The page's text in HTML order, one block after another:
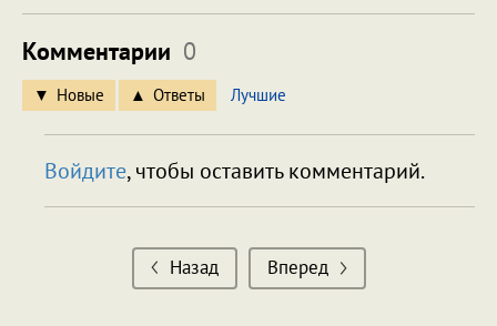
Комментарии 0
Новые Ответы Лучшие
Войдите, чтобы оставить комментарий.
Назад Вперед